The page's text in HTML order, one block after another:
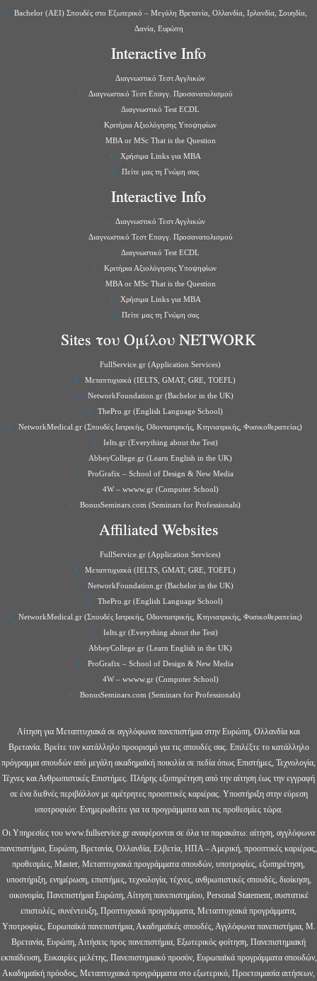
Bachelor (ΑΕΙ) Σπουδές στο Εξωτερικό – Μεγάλη Βρετανία, Ολλανδία, Ιρλανδία, Σουηδία,
Δανία, Ευρώπη
Interactive Info
Διαγνωστικό Τεστ Αγγλικών
Διαγνωστικό Τεστ Επαγγ. Προσανατολισμού
Διαγνωστικό Test ECDL
Κριτήρια Αξιολόγησης Υποψηφίων
MBA or MSc That is the Question
Χρήσιμα Links για ΜBA
Πείτε μας τη Γνώμη σας
Interactive Info
Διαγνωστικό Τεστ Αγγλικών
Διαγνωστικό Τεστ Επαγγ. Προσανατολισμού
Διαγνωστικό Test ECDL
Κριτήρια Αξιολόγησης Υποψηφίων
MBA or MSc That is the Question
Χρήσιμα Links για ΜBA
Πείτε μας τη Γνώμη σας
Sites του Ομίλου NETWORK
FullService.gr (Application Services)
Μεταπτυχιακά (IELTS, GMAT, GRE, TOEFL)
NetworkFoundation.gr (Bachelor in the UK)
ThePro.gr (English Language School)
NetworkMedical.gr (Σπουδές Ιατρικής, Οδοντιατρικής, Κτηνιατρικής, Φυσικοθεραπείας)
Ielts.gr (Everything about the Test)
AbbeyCollege.gr (Learn English in the UK)
ProGrafix – School of Design & New Media
4W – wwww.gr (Computer School)
BonusSeminars.com (Seminars for Professionals)
Affiliated Websites
FullService.gr (Application Services)
Μεταπτυχιακά (IELTS, GMAT, GRE, TOEFL)
NetworkFoundation.gr (Bachelor in the UK)
ThePro.gr (English Language School)
NetworkMedical.gr (Σπουδές Ιατρικής, Οδοντιατρικής, Κτηνιατρικής, Φυσικοθεραπείας)
Ielts.gr (Everything about the Test)
AbbeyCollege.gr (Learn English in the UK)
ProGrafix – School of Design & New Media
4W – wwww.gr (Computer School)
BonusSeminars.com (Seminars for Professionals)
Αίτηση για Μεταπτυχιακά σε αγγλόφωνα πανεπιστήμια στην Ευρώπη, Ολλανδία και
Βρετανία. Βρείτε τον κατάλληλο προορισμό για τις σπουδές σας. Επιλέξτε το κατάλληλο
πρόγραμμα σπουδών από μεγάλη ακαδημαϊκή ποικιλία σε πεδία όπως Επιστήμες, Τεχνολογία,
Τέχνες και Ανθρωπιστικές Επιστήμες. Πλήρης εξυπηρέτηση από την αίτηση έως την εγγραφή
σε ένα διεθνές περιβάλλον με αμέτρητες προοπτικές καριέρας. Υποστήριξη στην εύρεση
υποτροφιών. Ενημερωθείτε για τα προγράμματα και τις προθεσμίες τώρα.
Οι Υπηρεσίες του www.fullservice.gr αναφέρονται σε όλα τα παρακάτω: αίτηση, αγγλόφωνα
πανεπιστήμια, Ευρώπη, Βρετανία, Ολλανδία, Ελβετία, ΗΠΑ – Αμερική, προοπτικές καριέρας,
προθεσμίες, Master, Μεταπτυχιακά προγράμματα σπουδών, υποτροφίες, εξυπηρέτηση,
υποστήριξη, ενημέρωση, επιστήμες, τεχνολογία, τέχνες, ανθρωπιστικές σπουδές, διοίκηση,
οικονομία, Πανεπιστήμια Ευρώπη, Αίτηση πανεπιστημίου, Personal Statement, συστατικέ
επιστολές, συνέντευξη, Προπτυχιακά προγράμματα, Μεταπτυχιακά προγράμματα,
Υποτροφίες, Ευρωπαϊκά πανεπιστήμια, Ακαδημαϊκές σπουδές, Αγγλόφωνα πανεπιστήμια, Μ.
Βρετανία, Ευρώπη, Αιτήσεις προς πανεπιστήμια, Εξωτερικός φοίτηση, Πανεπιστημιακή
εκπαίδευση, Ευκαιρίες μελέτης, Πανεπιστημιακό προσόν, Ευρωπαϊκά προγράμματα σπουδών,
Ακαδημαϊκή πρόοδος, Μεταπτυχιακά προγράμματα στο εξωτερικό, Προετοιμασία αιτήσεων,